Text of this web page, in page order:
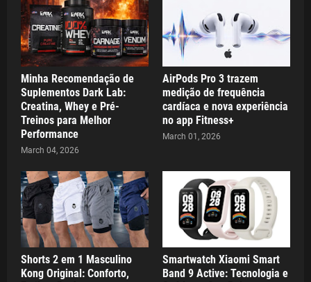
Minha Recomendação de
Suplementos Dark Lab:
Creatina, Whey e Pré-
Treinos para Melhor
Performance
March 04, 2026
AirPods Pro 3 trazem
medição de frequência
cardíaca e nova experiência
no app Fitness+
March 01, 2026
Shorts 2 em 1 Masculino
Kong Original: Conforto,
Smartwatch Xiaomi Smart
Band 9 Active: Tecnologia e